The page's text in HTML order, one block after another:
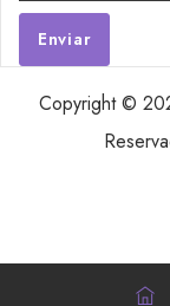
Copyright ©